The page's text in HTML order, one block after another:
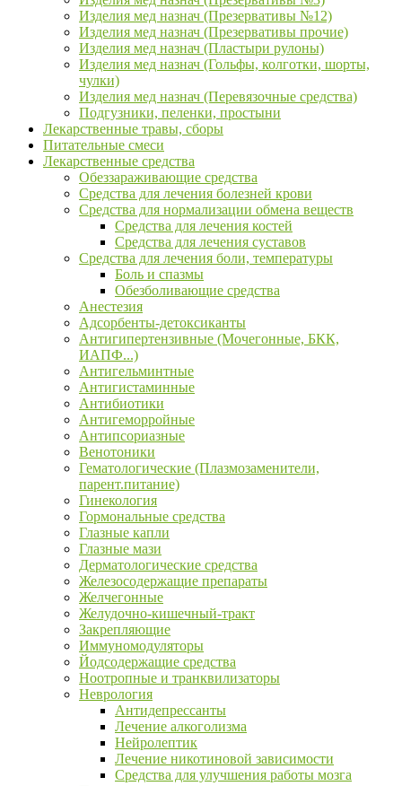
Изделия мед назнач (Презервативы №12)
Изделия мед назнач (Презервативы прочие)
Изделия мед назнач (Пластыри рулоны)
Изделия мед назнач (Гольфы, колготки, шорты,
чулки)
Изделия мед назнач (Перевязочные средства)
Подгузники, пеленки, простыни
Лекарственные травы, сборы
Питательные смеси
Лекарственные средства
Обеззараживающие средства
Средства для лечения болезней крови
Средства для нормализации обмена веществ
Средства для лечения костей
Средства для лечения суставов
Средства для лечения боли, температуры
Боль и спазмы
Обезболивающие средства
Анестезия
Адсорбенты-детоксиканты
Антигипертензивные (Мочегонные, БКК,
ИАПФ...)
Антигельминтные
Антигистаминные
Антибиотики
Антигеморройные
Антипсориазные
Венотоники
Гематологические (Плазмозаменители,
парент.питание)
Гинекология
Гормональные средства
Глазные капли
Глазные мази
Дерматологические средства
Железосодержащие препараты
Желчегонные
Желудочно-кишечный-тракт
Закрепляющие
Иммуномодуляторы
Йодсодержащие средства
Ноотропные и транквилизаторы
Неврология
Антидепрессанты
Лечение алкоголизма
Нейролептик
Лечение никотиновой зависимости
Средства для улучшения работы мозга